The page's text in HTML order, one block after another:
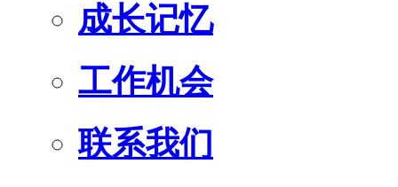
成长记忆
工作机会
联系我们